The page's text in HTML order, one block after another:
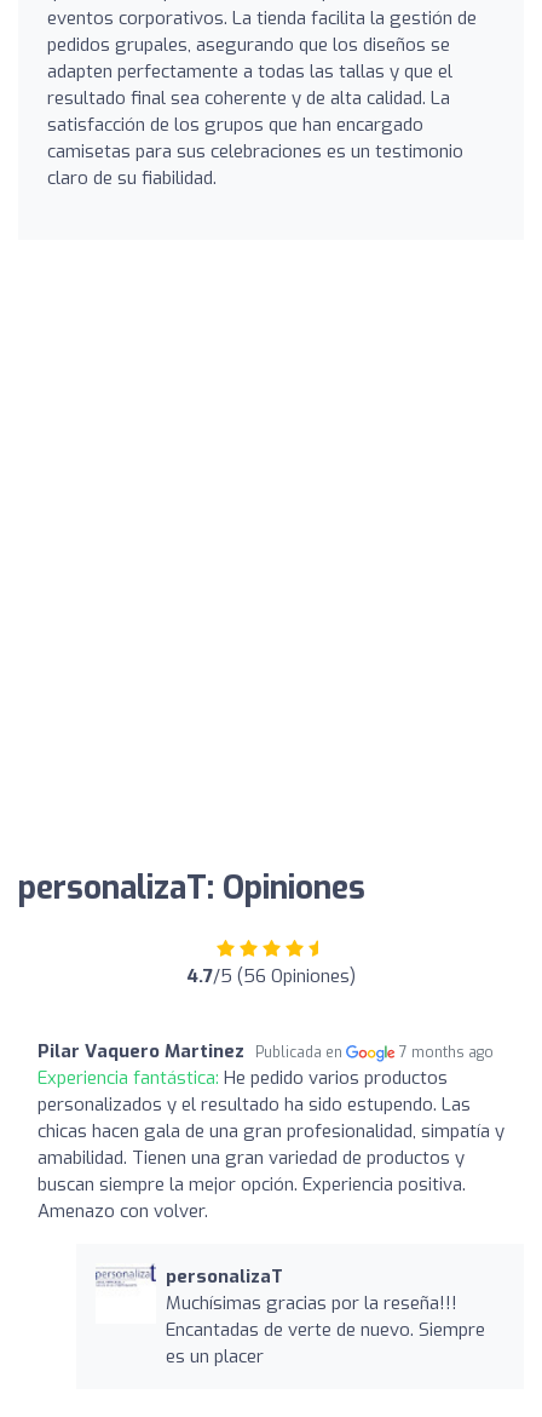
eventos corporativos. La tienda facilita la gestión de
pedidos grupales, asegurando que los diseños se
adapten perfectamente a todas las tallas y que el
resultado final sea coherente y de alta calidad. La
satisfacción de los grupos que han encargado
camisetas para sus celebraciones es un testimonio
claro de su fiabilidad.
personalizaT: Opiniones
4.7/5 (56 Opiniones)
Pilar Vaquero Martinez Publicada en 7 months ago
Experiencia fantástica: He pedido varios productos
personalizados y el resultado ha sido estupendo. Las
chicas hacen gala de una gran profesionalidad, simpatía y
amabilidad. Tienen una gran variedad de productos y
buscan siempre la mejor opción. Experiencia positiva.
Amenazo con volver.
personalizaT
Muchísimas gracias por la reseña!!!
Encantadas de verte de nuevo. Siempre
es un placer